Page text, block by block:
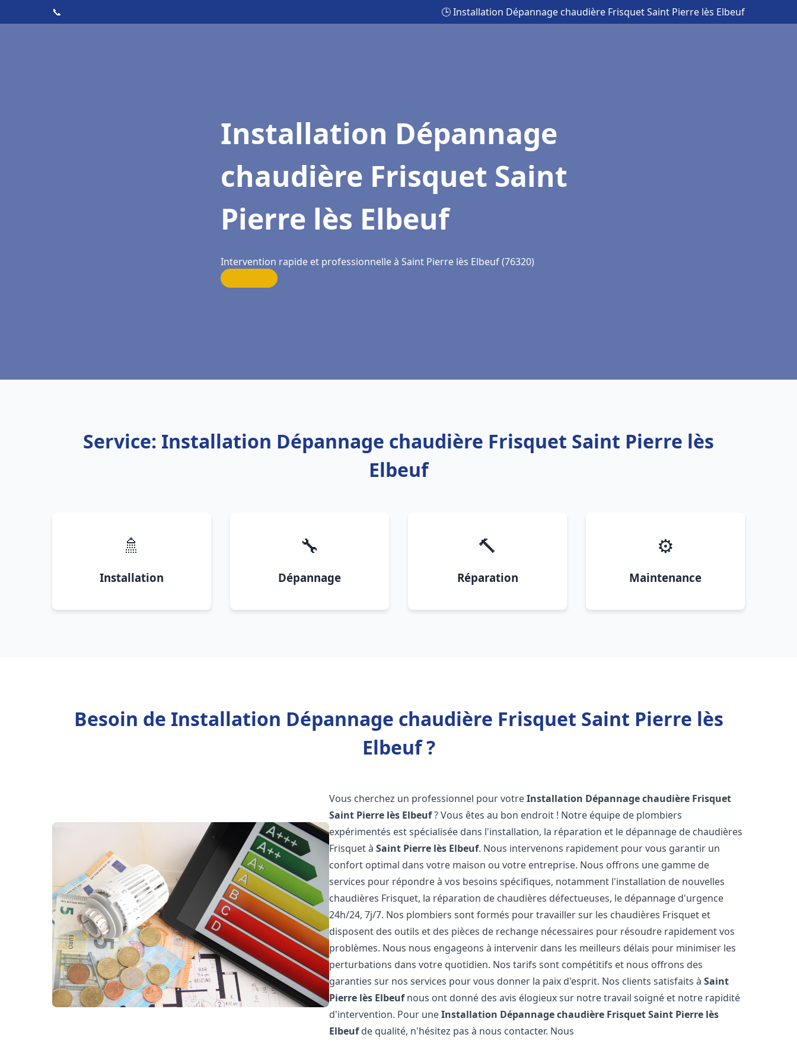
📞 🕒 Installation Dépannage chaudière Frisquet Saint Pierre lès Elbeuf
Installation Dépannage
chaudière Frisquet Saint
Pierre lès Elbeuf
Intervention rapide et professionnelle à Saint Pierre lès Elbeuf (76320)
Service: Installation Dépannage chaudière Frisquet Saint Pierre lès
Elbeuf
🚿
Installation
🔧
Dépannage
🔨
Réparation
⚙️
Maintenance
Besoin de Installation Dépannage chaudière Frisquet Saint Pierre lès
Elbeuf ?
Vous cherchez un professionnel pour votreInstallation Dépannage chaudière Frisquet
Saint Pierre lès Elbeuf? Vous êtes au bon endroit ! Notre équipe de plombiers
expérimentés est spécialisée dans l'installation, la réparation et le dépannage de chaudières
Frisquet àSaint Pierre lès Elbeuf. Nous intervenons rapidement pour vous garantir un
confort optimal dans votre maison ou votre entreprise. Nous offrons une gamme de
services pour répondre à vos besoins spécifiques, notamment l'installation de nouvelles
chaudières Frisquet, la réparation de chaudières défectueuses, le dépannage d'urgence
24h/24, 7j/7. Nos plombiers sont formés pour travailler sur les chaudières Frisquet et
disposent des outils et des pièces de rechange nécessaires pour résoudre rapidement vos
problèmes. Nous nous engageons à intervenir dans les meilleurs délais pour minimiser les
perturbations dans votre quotidien. Nos tarifs sont compétitifs et nous offrons des
garanties sur nos services pour vous donner la paix d'esprit. Nos clients satisfaits àSaint
Pierre lès Elbeufnous ont donné des avis élogieux sur notre travail soigné et notre rapidité
d'intervention. Pour uneInstallation Dépannage chaudière FrisquetSaint Pierre lès
Elbeufde qualité, n'hésitez pas à nous contacter. Nous